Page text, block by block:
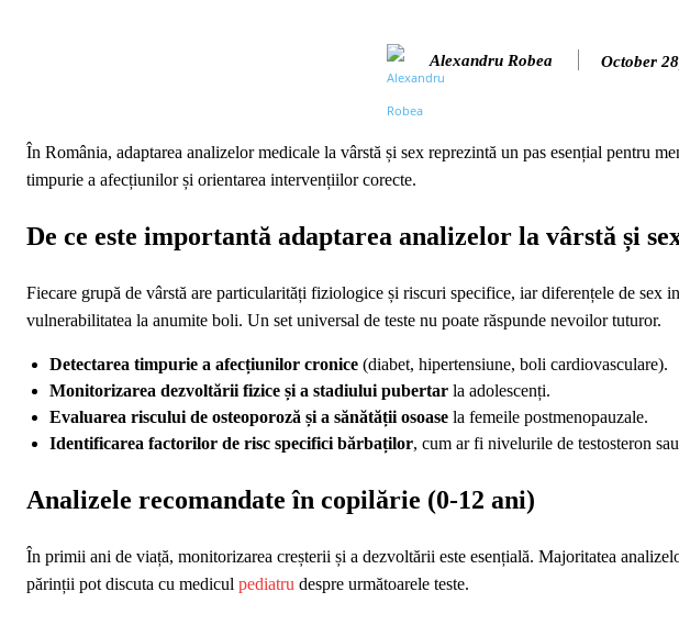
Alexandru Robea October
În România, adaptarea analizelor medicale la vârstă și sex reprezintă un pas esențial pentru
timpurie a afecțiunilor și orientarea intervențiilor corecte.
De ce este importantă adaptarea analizelor la vârstă și
Fiecare grupă de vârstă are particularități fiziologice și riscuri specifice, iar diferențele de sex
vulnerabilitatea la anumite boli. Un set universal de teste nu poate răspunde nevoilor tuturor.
Detectarea timpurie a afecțiunilor cronice (diabet, hipertensiune, boli cardiovasculare).
Monitorizarea dezvoltării fizice și a stadiului pubertar la adolescenți.
Evaluarea riscului de osteoporoză și a sănătății osoase la femeile postmenopauzale.
Identificarea factorilor de risc specifici bărbaților, cum ar fi nivelurile de testosteron
Analizele recomandate în copilărie (0‑12 ani)
În primii ani de viață, monitorizarea creșterii și a dezvoltării este esențială. Majoritatea
părinții pot discuta cu medicul pediatru despre următoarele teste.